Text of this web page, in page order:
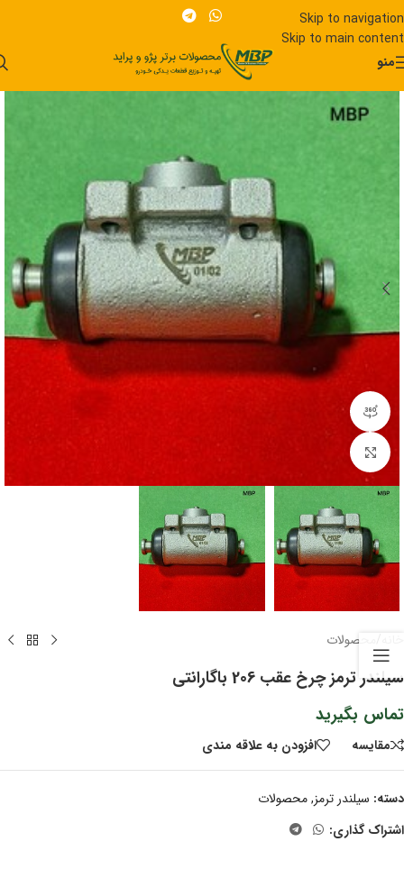
Skip to navigation
Skip to main content
منو
مشاهده 360 درجه
برای بزرگنمایی کلیک کنید
محصولات
سیلندر ترمز چرخ عقب 206 باگارانتی
تماس بگیرید
مقايسه افزودن به علاقه مندی
دسته: سیلندر ترمز,محصولات
اشتراک گذاری: